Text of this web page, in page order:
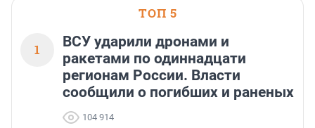
ТОП 5
1
ВСУ ударили дронами и
ракетами по одиннадцати
регионам России. Власти
сообщили о погибших и раненых
104 914